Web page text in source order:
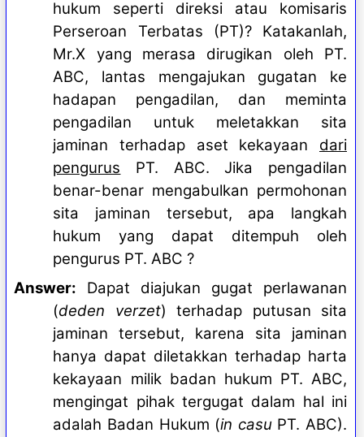
hukum seperti direksi atau komisaris
Perseroan Terbatas (PT)? Katakanlah,
Mr.X yang merasa dirugikan oleh PT.
ABC, lantas mengajukan gugatan ke
hadapan pengadilan, dan meminta
pengadilan untuk meletakkan sita
jaminan terhadap aset kekayaan dari
pengurus PT. ABC. Jika pengadilan
benar-benar mengabulkan permohonan
sita jaminan tersebut, apa langkah
hukum yang dapat ditempuh oleh
pengurus PT. ABC ?
Answer: Dapat diajukan gugat perlawanan
(deden verzet) terhadap putusan sita
jaminan tersebut, karena sita jaminan
hanya dapat diletakkan terhadap harta
kekayaan milik badan hukum PT. ABC,
mengingat pihak tergugat dalam hal ini
adalah Badan Hukum (in casu PT. ABC).